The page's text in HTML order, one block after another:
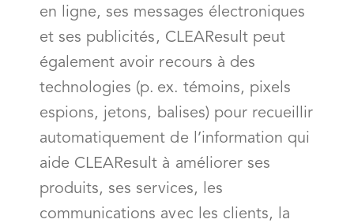
en ligne, ses messages électroniques
et ses publicités, CLEAResult peut
également avoir recours à des
technologies (p. ex. témoins, pixels
espions, jetons, balises) pour recueillir
automatiquement de l’information qui
aide CLEAResult à améliorer ses
produits, ses services, les
communications avec les clients, la